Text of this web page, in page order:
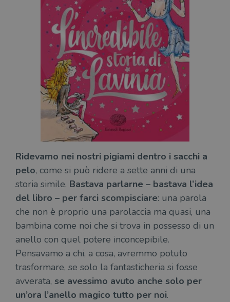
Ridevamo nei nostri pigiami dentro i sacchi a
pelo, come si può ridere a sette anni di una
storia simile. Bastava parlarne – bastava l’idea
del libro – per farci scompisciare: una parola
che non è proprio una parolaccia ma quasi, una
bambina come noi che si trova in possesso di un
anello con quel potere inconcepibile.
Pensavamo a chi, a cosa, avremmo potuto
trasformare, se solo la fantasticheria si fosse
avverata, se avessimo avuto anche solo per
un’ora l’anello magico tutto per noi.